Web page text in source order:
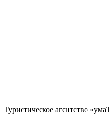
Туристическое агентство